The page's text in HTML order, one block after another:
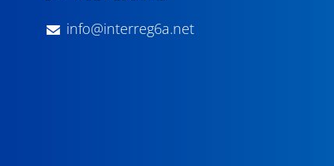
info@interreg6a.net